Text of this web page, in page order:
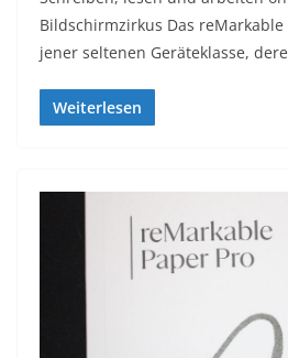
Bildschirmzirkus Das reMarkable
jener seltenen Geräteklasse,
Weiterlesen